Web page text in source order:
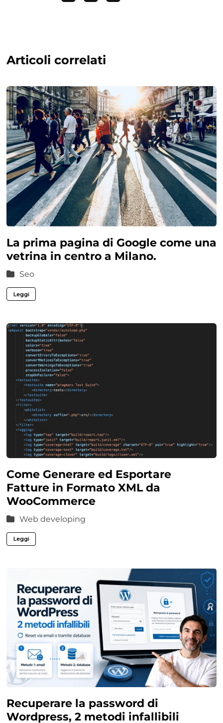
Articoli correlati
La prima pagina di Google come una
vetrina in centro a Milano.
Seo
Leggi
Come Generare ed Esportare
Fatture in Formato XML da
WooCommerce
Web developing
Leggi
Recuperare la password di
Wordpress, 2 metodi infallibili